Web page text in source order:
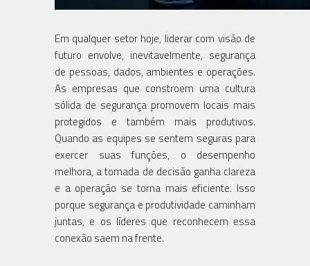
Em qualquer setor hoje, liderar com visão de
futuro envolve, inevitavelmente, segurança
de pessoas, dados, ambientes e operações.
As empresas que constroem uma cultura
sólida de segurança promovem locais mais
protegidos e também mais produtivos.
Quando as equipes se sentem seguras para
exercer suas funções, o desempenho
melhora, a tomada de decisão ganha clareza
e a operação se torna mais eficiente. Isso
porque segurança e produtividade caminham
juntas, e os líderes que reconhecem essa
conexão saem na frente.